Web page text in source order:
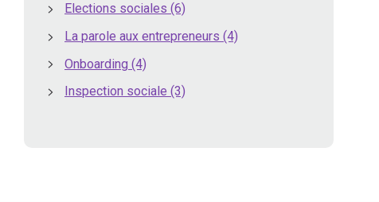
Elections sociales(6)
La parole aux entrepreneurs(4)
Onboarding(4)
Inspection sociale(3)